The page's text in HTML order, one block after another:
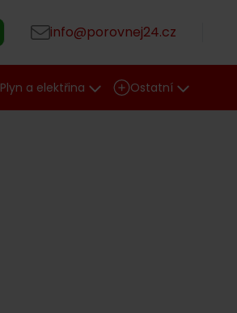
info@porovnej24.cz
Plyn a elektřina Ostatní